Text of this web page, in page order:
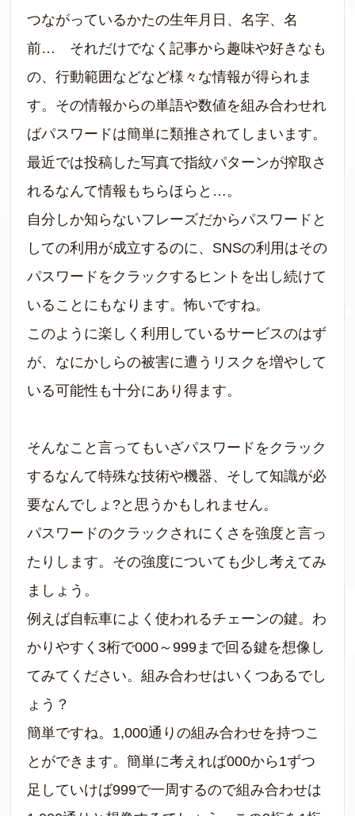
つながっているかたの生年月日、名字、名
前… それだけでなく記事から趣味や好きなも
の、行動範囲などなど様々な情報が得られま
す。その情報からの単語や数値を組み合わせれ
ばパスワードは簡単に類推されてしまいます。
最近では投稿した写真で指紋パターンが搾取さ
れるなんて情報もちらほらと…。
自分しか知らないフレーズだからパスワードと
しての利用が成立するのに、SNSの利用はその
パスワードをクラックするヒントを出し続けて
いることにもなります。怖いですね。
このように楽しく利用しているサービスのはず
が、なにかしらの被害に遭うリスクを増やして
いる可能性も十分にあり得ます。
そんなこと言ってもいざパスワードをクラック
するなんて特殊な技術や機器、そして知識が必
要なんでしょ?と思うかもしれません。
パスワードのクラックされにくさを強度と言っ
たりします。その強度についても少し考えてみ
ましょう。
例えば自転車によく使われるチェーンの鍵。わ
かりやすく3桁で000～999まで回る鍵を想像し
てみてください。組み合わせはいくつあるでし
ょう？
簡単ですね。1,000通りの組み合わせを持つこ
とができます。簡単に考えれば000から1ずつ
足していけば999で一周するので組み合わせは